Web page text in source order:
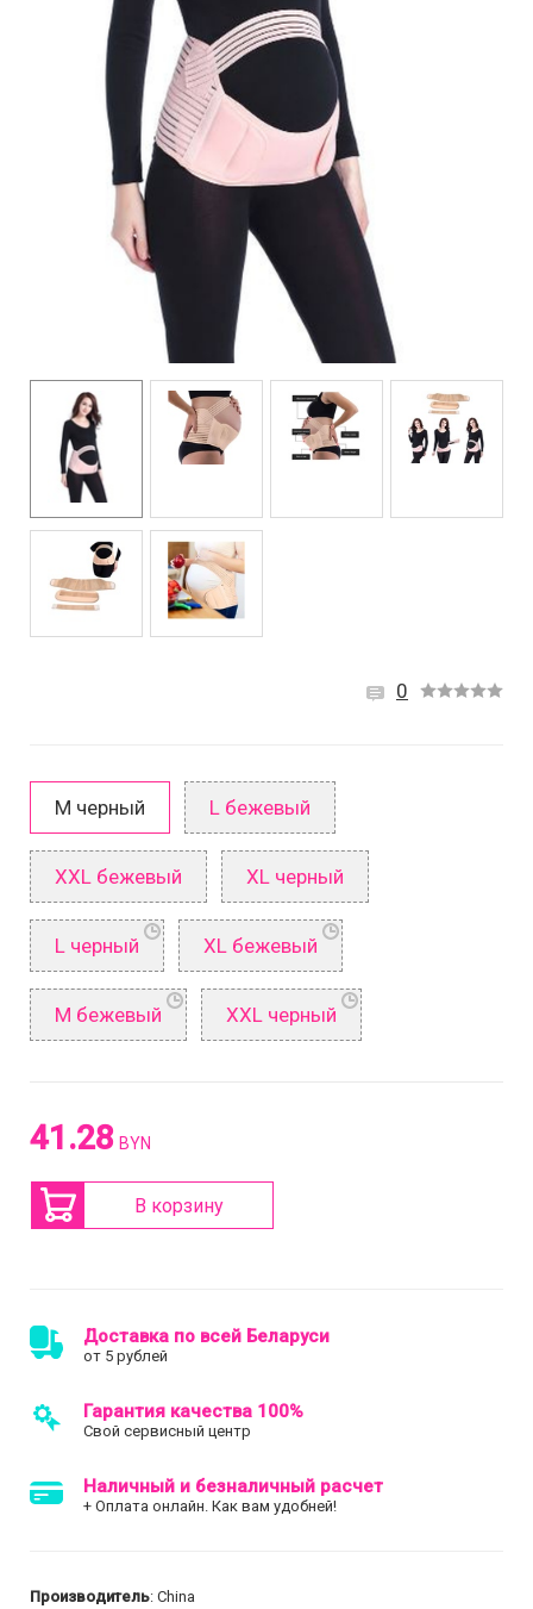
0
М черный L бежевый
XXL бежевый XL черный
L черный XL бежевый
М бежевый XXL черный
41.28 BYN
В корзину
Доставка по всей Беларуси
от 5 рублей
Гарантия качества 100%
Свой сервисный центр
Наличный и безналичный расчет
+ Оплата онлайн. Как вам удобней!
Производитель: China